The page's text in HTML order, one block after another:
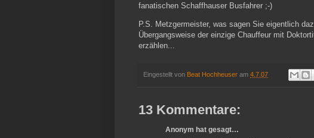
fanatischen Schaffhauser Busfahrer ;-)
P.S. Metzgermeister, was sagen Sie eigentlich
Übergangsweise der einzige Chauffeur mit
erzählen...
Eingestellt von Beat Hochheuser am 4.7.07
13 Kommentare:
Anonym hat gesagt…